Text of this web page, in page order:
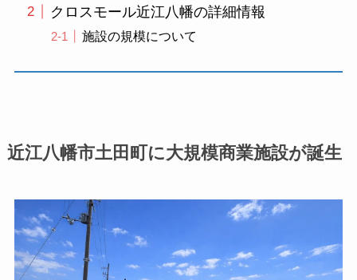
クロスモール近江八幡の詳細情報
施設の規模について
近江八幡市土田町に大規模商業施設が誕生